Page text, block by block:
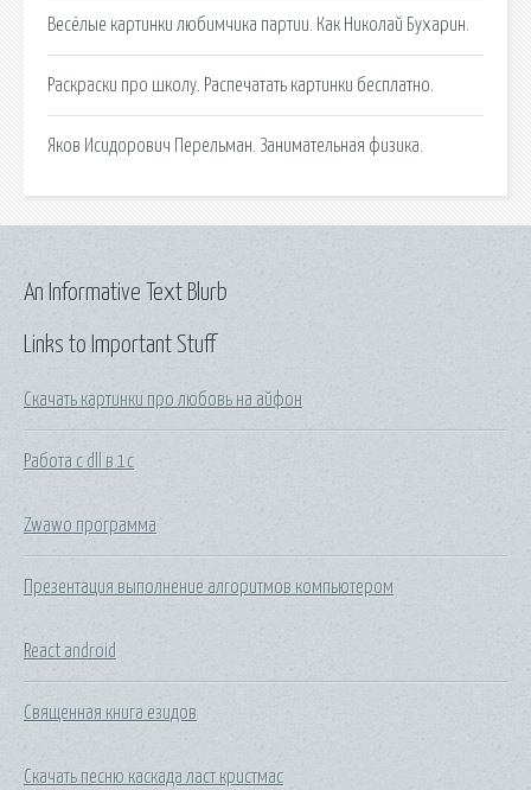
Весёлые картинки любимчика партии. Как Николай Бухарин.
Раскраски про школу. Распечатать картинки бесплатно.
Яков Исидорович Перельман. Занимательная физика.
Links to Important Stuff
Скачать картинки про любовь на айфон
Работа с dll в 1с
Zwawo программа
Презентация выполнение алгоритмов компьютером
React android
Священная книга езидов
Скачать песню каскада ласт кристмас
An Informative Text Blurb